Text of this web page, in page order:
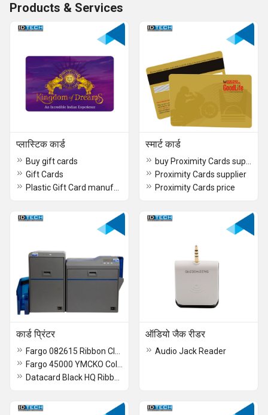
Products & Services
प्लास्टिक कार्ड
Buy gift cards
Gift Cards
स्मार्ट कार्ड
Proximity Cards supplier
Proximity Cards price
कार्ड प्रिंटर ऑडियो जैक रीडर
Audio Jack Reader